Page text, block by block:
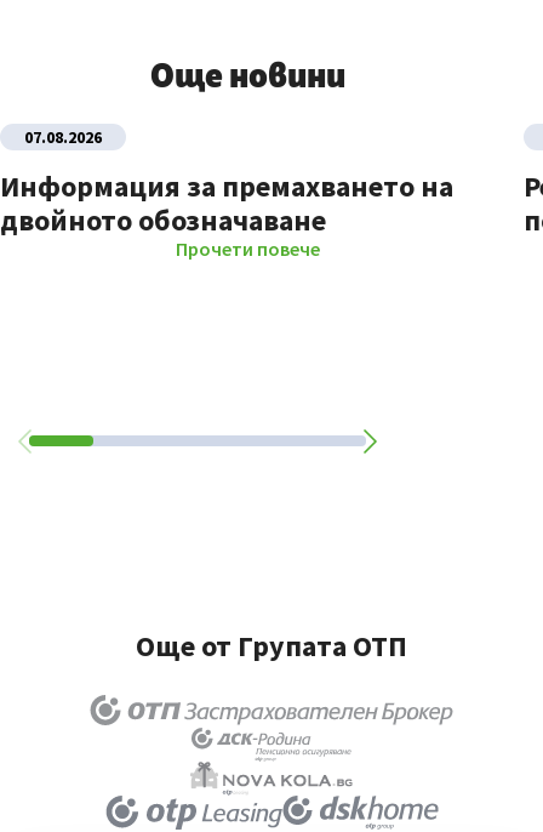
Още новини
07.08.2026
Информация за премахването на
двойното обозначаване
Прочети повече
Още от Групата ОТП